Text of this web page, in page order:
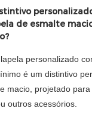
de esmalte
personalizado
é um distintivo
macio, projetado
outros acessórios.